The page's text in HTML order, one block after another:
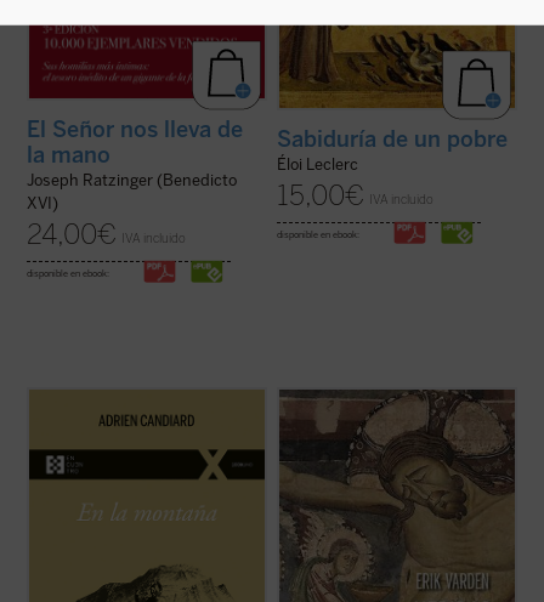
El Señor nos lleva de
la mano
Joseph Ratzinger (Benedicto
XVI)
24,00€ IVA incluido
disponible en ebook:
Sabiduría de un pobre
Éloi Leclerc
15,00€ IVA incluido
disponible en ebook:
Adrien Candiard nos conduce al corazón
proclama las Bienaventuranzas y propone
exigencias que parecen inalcanzables:
¿Qué hacer cuando el sufrimiento se
vuelve insoportable y las respuestas
convencionales ya no bastan? El monje y
obispo Erik Varden nos propone un camino.
Inspirándose en un antiguo poema
cisterciense, este libro nos invita a
contemplar ...